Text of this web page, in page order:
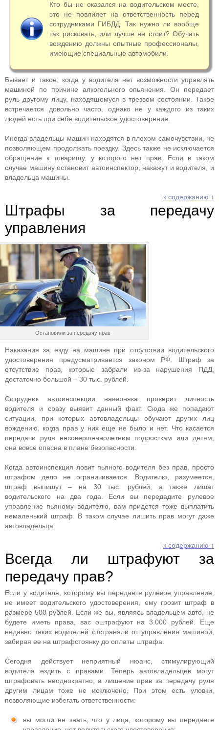
Кто бы не оказался на водительском месте,
это не повлияет на ответственность перед
сотрудниками ГИБДД. Так нужно ли вообще
так рисковать, или лучше не стоит? Обучать
вождению должны опытные профессионалы,
имеющие специальные автомобили.
Бывает и такое, когда у водителя нет возможности управлять
машиной по причине алкогольного опьянения. Он передает
руль другому лицу, находящемуся в трезвом состоянии. Такое
встречается довольно часто, однако не у каждого из таких
людей есть при себе водительское удостоверение.
Иногда владельцы машин находятся в плохом самочувствии, не
позволяющем продолжать поездку. Здесь также не исключается
обращение к товарищу, у которого нет прав. Если в таком
случае машину остановит автоинспектор, накажут и водителя, и
владельца машины.
к содержанию ↑
Штрафы за передачу
управления
Остановили за передачу прав
Наказания за езду на машине при отсутствии водительского
удостоверения предусматривается законом РФ. Штраф за
отсутствие прав, которые забрали из-за нарушения ПДД,
достаточно большой – 30 тыс. рублей.
Сотрудник автоинспекции наверняка проверит личность
водителя и сразу выявит данный факт. Сюда же попадают
ситуации, при которых автовладельцы обучают других лиц
вождению, когда прав у них еще не было и нет. Что касается
передачи руля несовершеннолетним подросткам или детям,
она вовсе опасна в плане безопасности.
Когда автоинспекция ловит пьяного водителя без прав, просто
штрафом дело не ограничивается. Водителю, разумеется,
штраф выпишут – на 30 тыс. рублей, а также лишат
водительского на два года. Если вы передадите рулевое
управление пьяному водителю, вам придется тоже выплатить
немаленький штраф. В таком случае лишить прав могут даже
автовладельца.
к содержанию ↑
Всегда ли штрафуют за
передачу прав?
Если у водителя, которому вы передаете рулевое управление,
не имеет водительского удостоверения, ему грозит штраф в
размере 500 рублей. Если же вы, являясь владельцем авто, не
будете иметь права, вас оштрафуют на 3.000 рублей. Еще
недавно таких водителей отстраняли от управления машиной,
забирая ее на штрафстоянку до оплаты штрафа.
Сегодня действует неприятный нюанс, стимулирующий
водителя ездить с правами. Теперь автовладельцев могут
штрафовать неоднократно, а лишение прав за передачу руля
другим лицам тоже не исключено. При этом есть уловки,
позволяющие избегать ответственности:
вы могли не знать, что у лица, которому вы передаете